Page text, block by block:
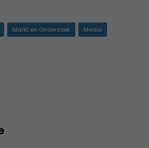
Markt en Onderzoek Media